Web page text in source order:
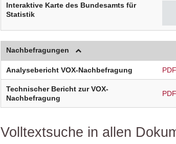
Interaktive Karte des Bundesamts für
Statistik
Nachbefragungen
Analysebericht VOX-Nachbefragung PDF
Technischer Bericht zur VOX-
Nachbefragung
PDF
Volltextsuche in allen